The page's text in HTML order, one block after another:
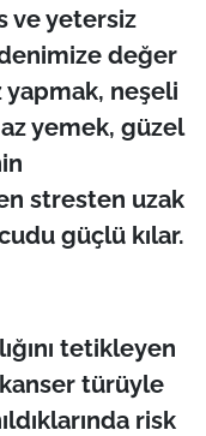
ve yetersiz
değer
neşeli
yemek, güzel
stresten uzak
güçlü kılar.
ığını tetikleyen
türüyle
risk